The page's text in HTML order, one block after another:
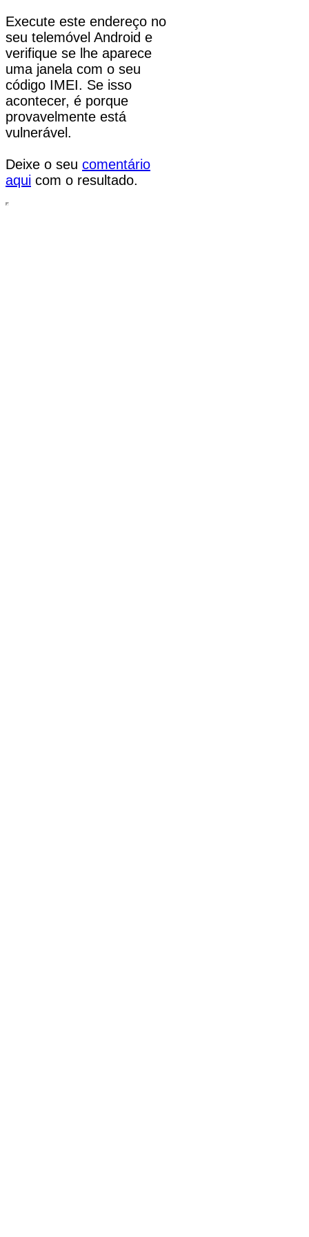
Execute este endereço no
seu telemóvel Android e
verifique se lhe aparece
uma janela com o seu
código IMEI. Se isso
acontecer, é porque
provavelmente está
vulnerável.
Deixe o seu comentário
aqui com o resultado.